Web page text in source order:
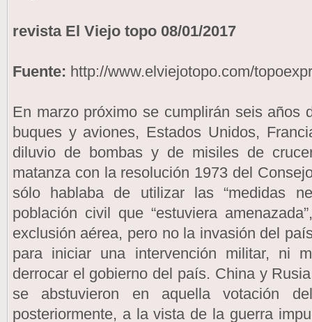
revista El Viejo topo 08/01/2017
Fuente: http://www.elviejotopo.com/
En marzo próximo se cumplirán seis años
buques y aviones, Estados Unidos,
diluvio de bombas y de misiles de
matanza con la resolución 1973 del
sólo hablaba de utilizar las “medidas
población civil que “estuviera
exclusión aérea, pero no la invasión del
para iniciar una intervención militar, ni
derrocar el gobierno del país. China y
se abstuvieron en aquella votación
posteriormente, a la vista de la guerra